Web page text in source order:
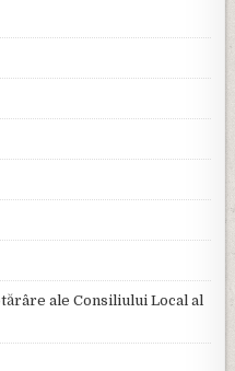
ale Consiliului Local al